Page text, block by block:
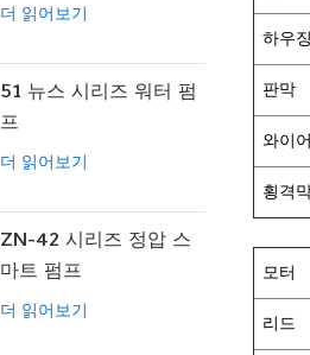
하우
판막
와이
횡격
모터
리드
더 읽어보기
51 뉴스 시리즈 워터 펌
프
더 읽어보기
ZN-42 시리즈 정압 스
마트 펌프
더 읽어보기